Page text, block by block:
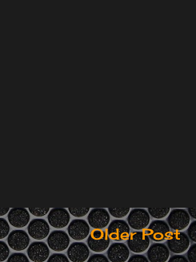
Older Post